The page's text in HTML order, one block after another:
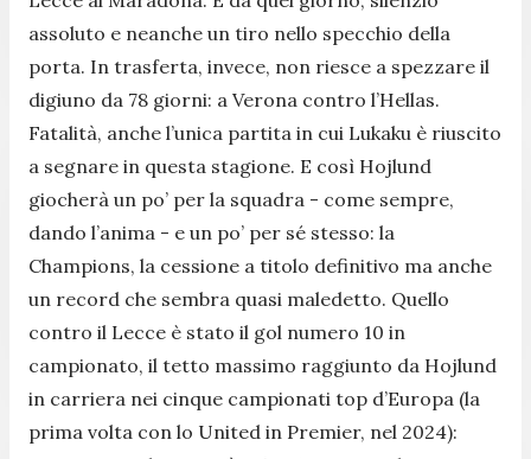
assoluto e neanche un tiro nello specchio della
porta. In trasferta, invece, non riesce a spezzare il
digiuno da 78 giorni: a Verona contro l’Hellas.
Fatalità, anche l’unica partita in cui Lukaku è riuscito
a segnare in questa stagione. E così Hojlund
giocherà un po’ per la squadra - come sempre,
dando l’anima - e un po’ per sé stesso: la
Champions, la cessione a titolo definitivo ma anche
un record che sembra quasi maledetto. Quello
contro il Lecce è stato il gol numero 10 in
campionato, il tetto massimo raggiunto da Hojlund
in carriera nei cinque campionati top d’Europa (la
prima volta con lo United in Premier, nel 2024):